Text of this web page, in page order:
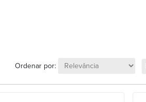
Ordenar por: